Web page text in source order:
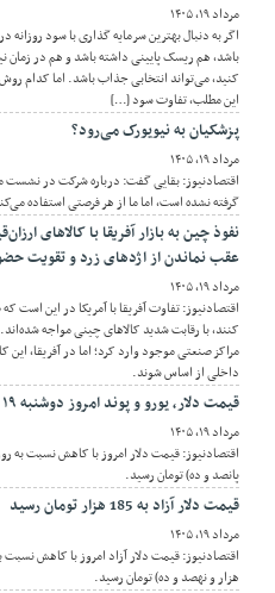
مرداد ۱۹, ۱۴۰۵
باشد، هم ریسک پایینی داشته باشد و هم در زمان
کنید، می‌تواند انتخابی جذاب باشد. اما کدام
این مطلب، تفاوت سود […]
پزشکیان به نیویورک می‌رود؟
مرداد ۱۹, ۱۴۰۵
اقتصادنیوز: بقایی گفت: درباره شرکت در
گرفته نشده است، اما ما از هر فرصتی استفاده
نفوذ چین به بازار آفریقا با کالاهای
عقب نماندن از اژدهای زرد و تقویت
مرداد ۱۹, ۱۴۰۵
اقتصادنیوز: تفاوت آفریقا با آمریکا در این است
کنند، با رقابت شدید کالاهای چینی مواجه
مراکز صنعتی موجود وارد کرد؛ اما در آفریقا،
داخلی از اساس شوند.
قیمت دلار، یورو و پوند امروز دوشنبه ۱۹ مرداد 1405/ کاهش قیمت دلار و یورو
مرداد ۱۹, ۱۴۰۵
پانصد و ده) تومان رسید.
قیمت دلار آزاد به 185 هزار تومان رسید
مرداد ۱۹, ۱۴۰۵
هزار و نهصد و ده) تومان رسید.